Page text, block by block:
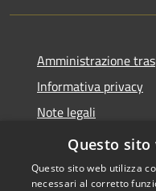
Amministrazione
Informativa privacy
Note legali
Dichiarazione di
Questo
Questo sito web utilizza
necessari al corretto